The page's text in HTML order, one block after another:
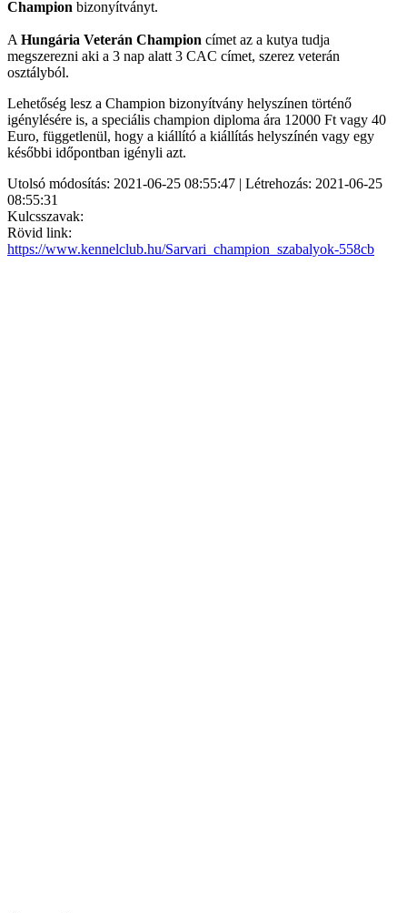
Champion bizonyítványt.
A Hungária Veterán Champion címet az a kutya tudja
megszerezni aki a 3 nap alatt 3 CAC címet, szerez veterán
osztályból.
Lehetőség lesz a Champion bizonyítvány helyszínen történő
igénylésére is, a speciális champion diploma ára 12000 Ft vagy 40
Euro, függetlenül, hogy a kiállító a kiállítás helyszínén vagy egy
későbbi időpontban igényli azt.
Utolsó módosítás: 2021-06-25 08:55:47 | Létrehozás: 2021-06-25
08:55:31
Kulcsszavak:
Rövid link:
https://www.kennelclub.hu/Sarvari_champion_szabalyok-558cb